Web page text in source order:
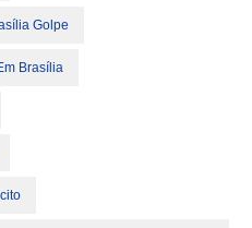
Golpe
Brasília